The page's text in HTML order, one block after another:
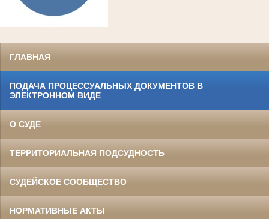
ГЛАВНАЯ
ПОДАЧА ПРОЦЕССУАЛЬНЫХ ДОКУМЕНТОВ В
ЭЛЕКТРОННОМ ВИДЕ
О СУДЕ
ТЕРРИТОРИАЛЬНАЯ ПОДСУДНОСТЬ
СУДЕЙСКОЕ СООБЩЕСТВО
НОРМАТИВНЫЕ АКТЫ